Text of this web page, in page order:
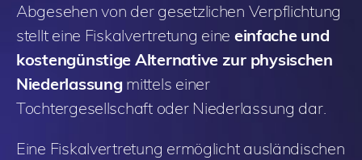
Abgesehen von der gesetzlichen Verpflichtung
stellt eine Fiskalvertretung eine einfache und
kostengünstige Alternative zur physischen
Niederlassungmittels einer
Tochtergesellschaft oder Niederlassung dar.
Eine Fiskalvertretung ermöglicht ausländischen